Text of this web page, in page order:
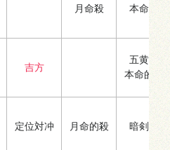
月命殺 本命殺
吉方
五黄殺
本命的殺
定位対冲 月命的殺 暗剣殺